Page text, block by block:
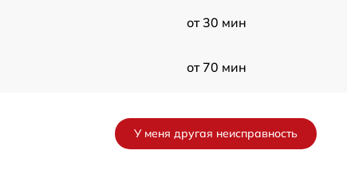
от 30 мин
от 70 мин
У меня другая неисправность